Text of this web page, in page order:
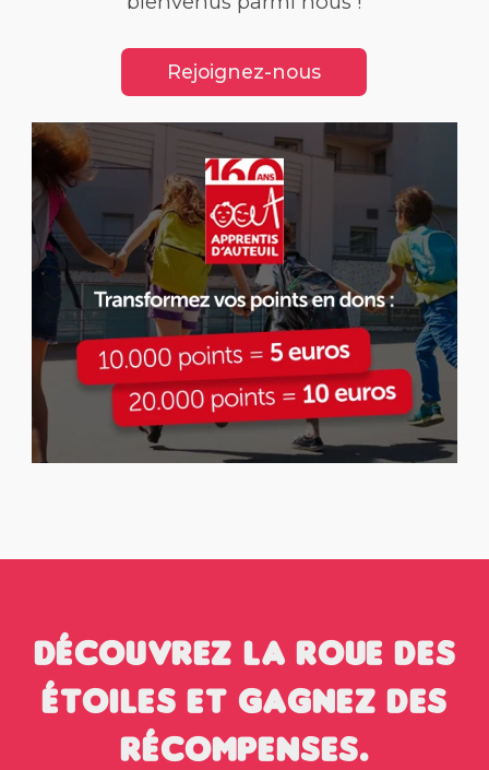
Rejoignez-nous
Découvrez la roue des
étoiles et gagnez des
récompenses.